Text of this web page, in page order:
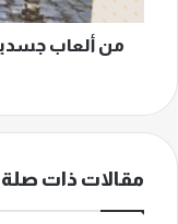
جنوب
لبنانمن ألعاب
مقالات ذات صلة